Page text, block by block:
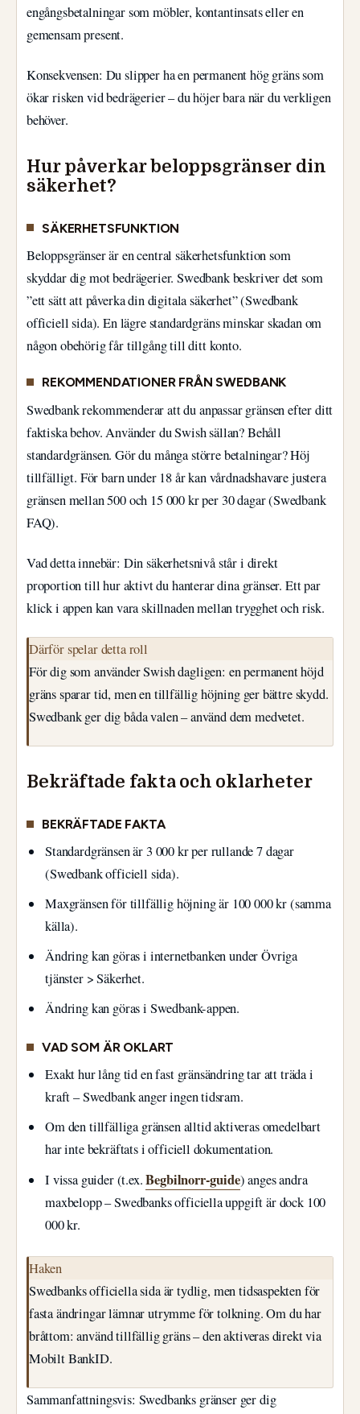
engångsbetalningar som möbler, kontantinsats eller en
gemensam present.
Konsekvensen: Du slipper ha en permanent hög gräns som
ökar risken vid bedrägerier – du höjer bara när du verkligen
behöver.
Hur påverkar beloppsgränser din
säkerhet?
SÄKERHETSFUNKTION
Beloppsgränser är en central säkerhetsfunktion som
skyddar dig mot bedrägerier. Swedbank beskriver det som
”ett sätt att påverka din digitala säkerhet” (Swedbank
officiell sida). En lägre standardgräns minskar skadan om
någon obehörig får tillgång till ditt konto.
REKOMMENDATIONER FRÅN SWEDBANK
Swedbank rekommenderar att du anpassar gränsen efter ditt
faktiska behov. Använder du Swish sällan? Behåll
standardgränsen. Gör du många större betalningar? Höj
tillfälligt. För barn under 18 år kan vårdnadshavare justera
gränsen mellan 500 och 15 000 kr per 30 dagar (Swedbank
FAQ).
Vad detta innebär: Din säkerhetsnivå står i direkt
proportion till hur aktivt du hanterar dina gränser. Ett par
klick i appen kan vara skillnaden mellan trygghet och risk.
Därför spelar detta roll
För dig som använder Swish dagligen: en permanent höjd
gräns sparar tid, men en tillfällig höjning ger bättre skydd.
Swedbank ger dig båda valen – använd dem medvetet.
Bekräftade fakta och oklarheter
BEKRÄFTADE FAKTA
Standardgränsen är 3 000 kr per rullande 7 dagar
(Swedbank officiell sida).
Maxgränsen för tillfällig höjning är 100 000 kr (samma
källa).
Ändring kan göras i internetbanken under Övriga
tjänster > Säkerhet.
Ändring kan göras i Swedbank-appen.
VAD SOM ÄR OKLART
Exakt hur lång tid en fast gränsändring tar att träda i
kraft – Swedbank anger ingen tidsram.
Om den tillfälliga gränsen alltid aktiveras omedelbart
har inte bekräftats i officiell dokumentation.
I vissa guider (t.ex.Begbilnorr-guide) anges andra
maxbelopp – Swedbanks officiella uppgift är dock 100
000 kr.
Haken
Swedbanks officiella sida är tydlig, men tidsaspekten för
fasta ändringar lämnar utrymme för tolkning. Om du har
bråttom: använd tillfällig gräns – den aktiveras direkt via
Mobilt BankID.
Sammanfattningsvis: Swedbanks gränser ger dig